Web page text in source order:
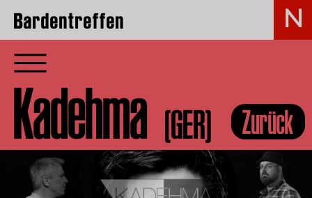
Bardentreffen
Kadehma (GER) Zurück